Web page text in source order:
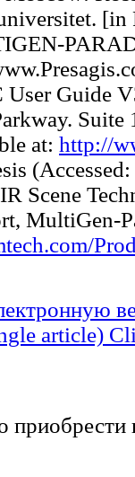
[in
User Guide
at: http://
Scene
MultiGen-
article)